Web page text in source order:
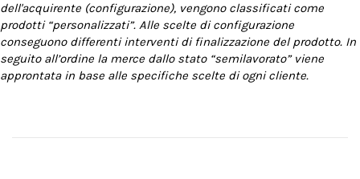
dell'acquirente (configurazione), vengono classificati come
prodotti “personalizzati”. Alle scelte di configurazione
conseguono differenti interventi di finalizzazione del prodotto. In
seguito all’ordine la merce dallo stato “semilavorato” viene
approntata in base alle specifiche scelte di ogni cliente.